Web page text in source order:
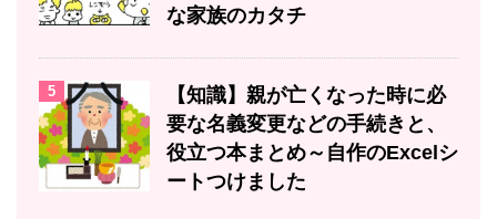
な家族のカタチ
5
【知識】親が亡くなった時に必
要な名義変更などの手続きと、
役立つ本まとめ～自作のExcelシ
ートつけました